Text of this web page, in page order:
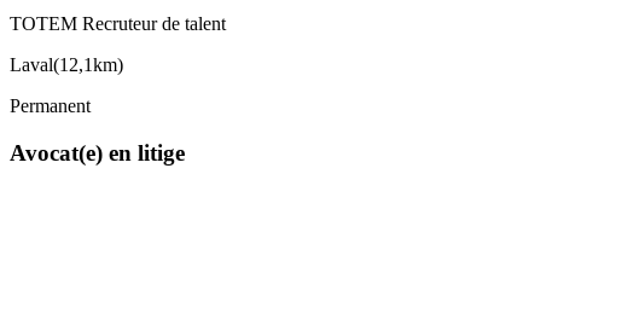
TOTEM Recruteur de talent
Laval(12,1km)
Permanent
Avocat(e) en litige